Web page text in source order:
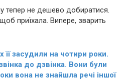
тепер не дешево добиратися.
приїхала. Випере, зварить
її засудили на чотири роки.
до дзвінка. Вони були
вона не знайшла речі іншої